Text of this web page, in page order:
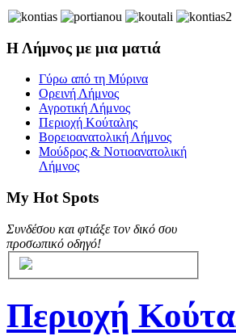
Η Λήμνος με μια ματιά
Γύρω από τη Μύρινα
Ορεινή Λήμνος
Αγροτική Λήμνος
Περιοχή Κούταλης
Βορειοανατολική Λήμνος
Μούδρος & Νοτιοανατολική
Λήμνος
My Hot Spots
Συνδέσου και φτιάξε τον δικό σου
προσωπικό οδηγό!
Περιοχή